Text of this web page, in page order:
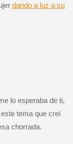
dando a luz a su
lo esperaba de ti,
tema que creí
chorrada.